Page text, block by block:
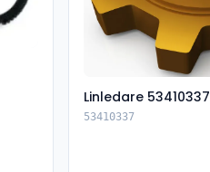
Linledare 53410337
53410337